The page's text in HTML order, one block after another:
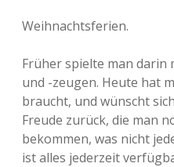
Weihnachtsferien.
Früher spielte man darin
und -zeugen. Heute hat
braucht, und wünscht
Freude zurück, die man
bekommen, was nicht
ist alles jederzeit